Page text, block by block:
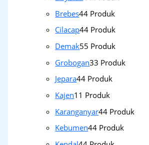
Brebes44 Produk
Cilacap44 Produk
Demak55 Produk
Grobogan33 Produk
Jepara44 Produk
Kajen1 1 Produk
Karanganyar44 Produk
Kebumen44 Produk